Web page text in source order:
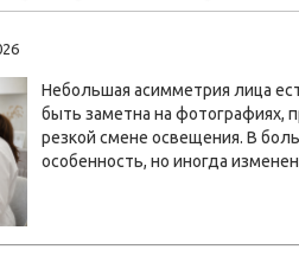
Небольшая асимметрия лица
быть заметна на фотографиях,
резкой смене освещения. В
особенность, но иногда